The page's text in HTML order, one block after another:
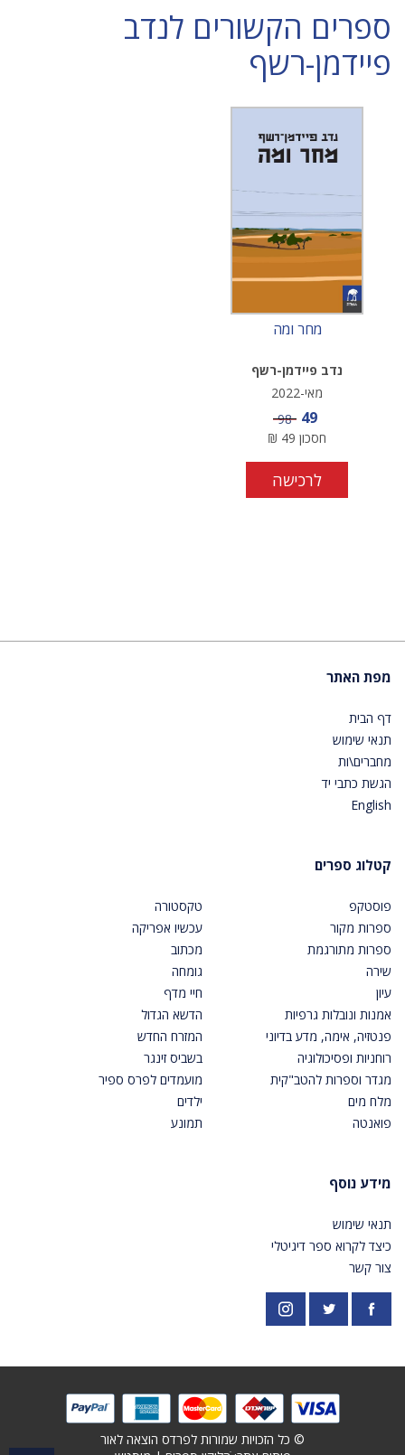
ספרים הקשורים לנדב
פיידמן-רשף
מחר ומה
נדב פיידמן-רשף
מאי-2022
מחיר מבצע
49 מחיר
98
חסכון 49
₪
לרכישה
מפת האתר
דף הבית
תנאי שימוש
מחברים\ות
הגשת כתבי יד
English
קטלוג ספרים
פוסטקפ
ספרות מקור
ספרות מתורגמת
שירה
עיון
אמנות ונובלות גרפיות
פנטזיה, אימה, מדע בדיוני
רוחניות ופסיכולוגיה
מגדר וספרות להטב"קית
מלח מים
פואנטה
טקסטורה
עכשיו אפריקה
מכתוב
גומחה
חיי מדף
הדשא הגדול
המזרח החדש
בשביס זינגר
מועמדים לפרס ספיר
ילדים
תמונע
מידע נוסף
תנאי שימוש
כיצד לקרוא ספר דיגיטלי
צור קשר
פייסבוק https://twitter.com/PardesPublish
אינסטגרם
© כל הזכויות שמורות לפרדס הוצאה לאור